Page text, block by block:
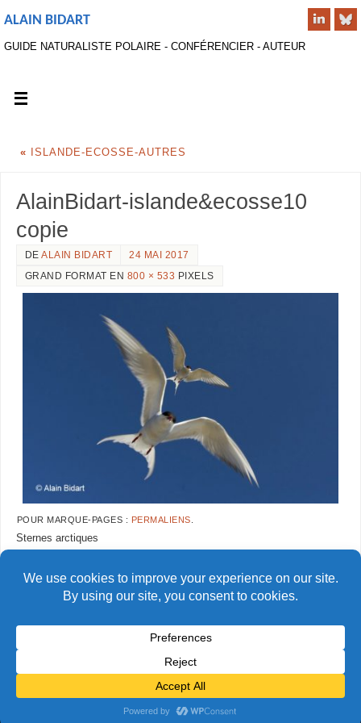
ALAIN BIDART
GUIDE NATURALISTE POLAIRE - CONFÉRENCIER - AUTEUR
« ISLANDE-ECOSSE-AUTRES
AlainBidart-islande&ecosse10
copie
DEALAIN BIDART
24 MAI 2017
GRAND FORMAT EN 800 × 533 PIXELS
POUR MARQUE-PAGES : PERMALIENS
Sternes arctiques
AlainBidart-islande&ecosse09
AlainBidart-islande&ecosse11
© Alain Bidart (2026) - Tous droits réservés
FIÈREMENT PROPULSÉ PARPARABOLA&